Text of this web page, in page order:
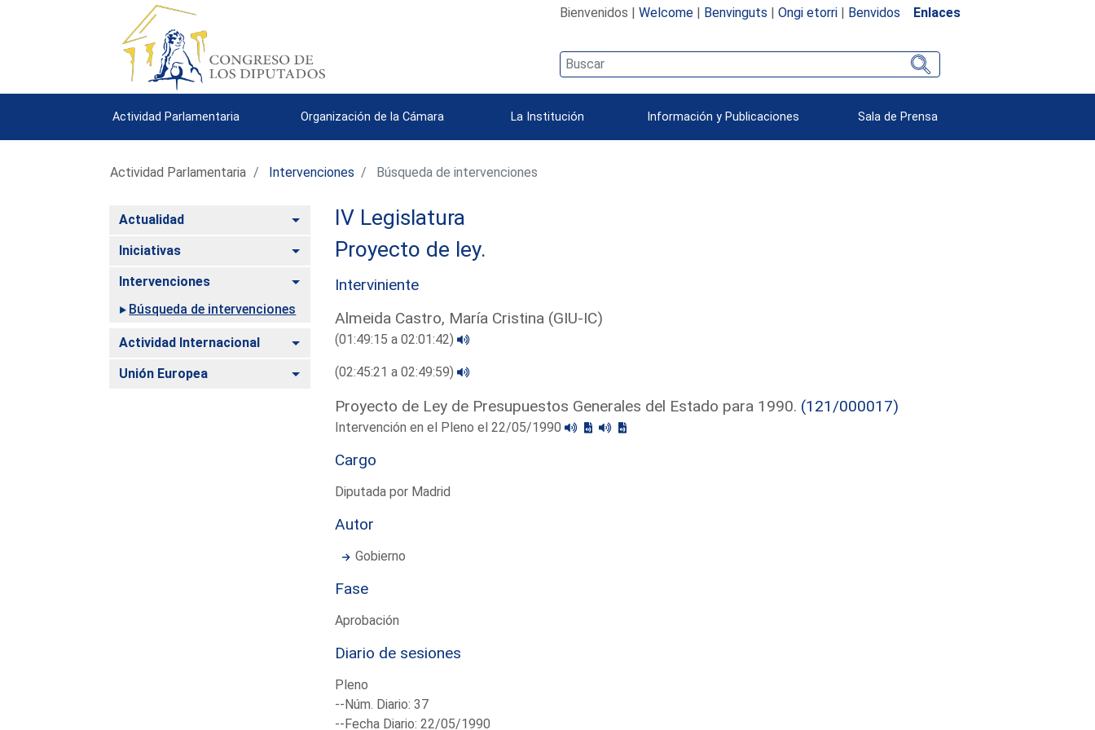
Bienvenidos | Welcome| Benvinguts | Ongi etorri| Benvidos Enlaces
Actividad Parlamentaria Organización de la Cámara La Institución Información y Publicaciones Sala de Prensa
Actividad Parlamentaria Intervenciones Búsqueda de intervenciones
Actualidad Alternar
Iniciativas Alternar
Intervenciones
Alternar
Búsqueda de intervenciones
Actividad Internacional Alternar
Unión Europea Alternar
IV Legislatura
Proyecto de ley.
Interviniente
Almeida Castro, María Cristina (GIU-IC)
(01:49:15 a 02:01:42)
(02:45:21 a 02:49:59)
Proyecto de Ley de Presupuestos Generales del Estado para 1990. (121/000017)
Intervención en el Pleno el 22/05/1990
Cargo
Diputada por Madrid
Autor
Gobierno
Fase
Aprobación
Diario de sesiones
Pleno
--Núm. Diario: 37
--Fecha Diario: 22/05/1990